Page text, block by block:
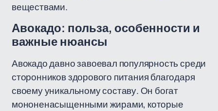
веществами.
Авокадо: польза, особенности и
важные нюансы
Авокадо давно завоевал популярность среди
сторонников здорового питания благодаря
своему уникальному составу. Он богат
мононенасыщенными жирами, которые